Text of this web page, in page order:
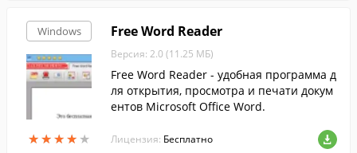
Windows
★★★★ ★
★★★★ ★
Free Word Reader
Версия: 2.0 (11.25 МБ)
Free Word Reader - удобная программа д
ля открытия, просмотра и печати докум
ентов Microsoft Office Word.
Лицензия: Бесплатно